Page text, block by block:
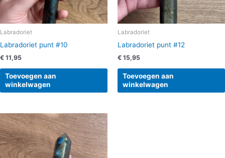
Labradoriet
Labradoriet punt #10
€ 11,95
Toevoegen aan
winkelwagen
Labradoriet
Labradoriet punt #12
€ 15,95
Toevoegen aan
winkelwagen